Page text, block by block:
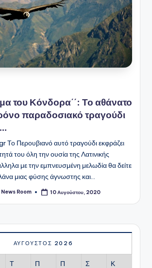
του Κόνδορα΄΄: Το αθάνατο
παραδοσιακό τραγούδι
Περουβιανό αυτό τραγούδι εκφράζει
του όλη την ουσία της Λατινικής
με την εμπνευσμένη μελωδία θα δείτε
μιας φύσης άγνωστης και…
News Room 10 Αυγούστου, 2020
ΑΎΓΟΥΣΤΟΣ 2026
Τ Π Π Σ Κ